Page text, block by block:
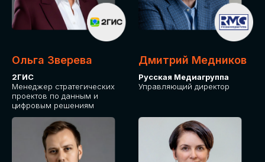
Ольга Зверева
2ГИС
Менеджер стратегических
проектов по данным и
цифровым решениям
Дмитрий Медников
Русская Медиагруппа
Управляющий директор